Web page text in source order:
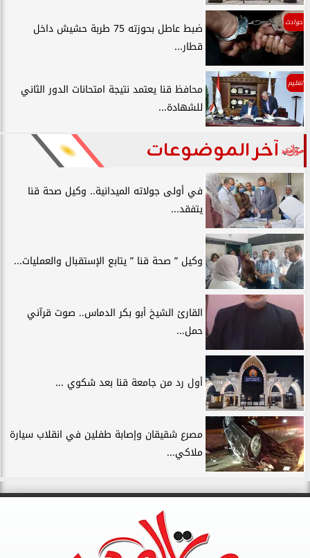
حوادث
ضبط عاطل بحوزته 75 طربة حشيش داخل
قطار...
تعليم
محافظ قنا يعتمد نتيجة امتحانات الدور الثاني
للشهادة...
آخر الموضوعات
في أولى جولاته الميدانية.. وكيل صحة قنا
يتفقد...
وكيل ” صحة قنا ” يتابع الإستقبال والعمليات...
القارئ الشيخ أبو بكر الدماس.. صوت قرآني
حمل...
أول رد من جامعة قنا بعد شكوي ...
مصرع شقيقان وإصابة طفلين في انقلاب سيارة
ملاكي...